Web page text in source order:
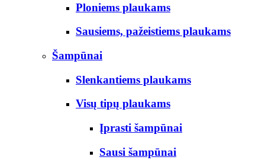
Ploniems plaukams
Sausiems, pažeistiems plaukams
Šampūnai
Slenkantiems plaukams
Visų tipų plaukams
Įprasti šampūnai
Sausi šampūnai